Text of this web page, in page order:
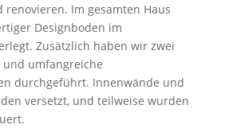
renovieren. Im gesamten Haus
Designboden im
Zusätzlich haben wir zwei
umfangreiche
durchgeführt. Innenwände und
versetzt, und teilweise wurden